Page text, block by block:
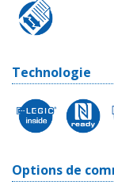
Technologie
Options de